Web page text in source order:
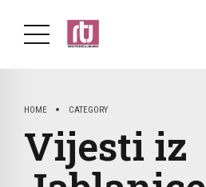
HOME CATEGORY
Vijesti iz